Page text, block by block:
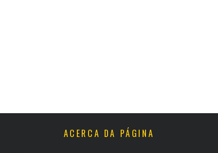
ACERCA DA PÁGINA